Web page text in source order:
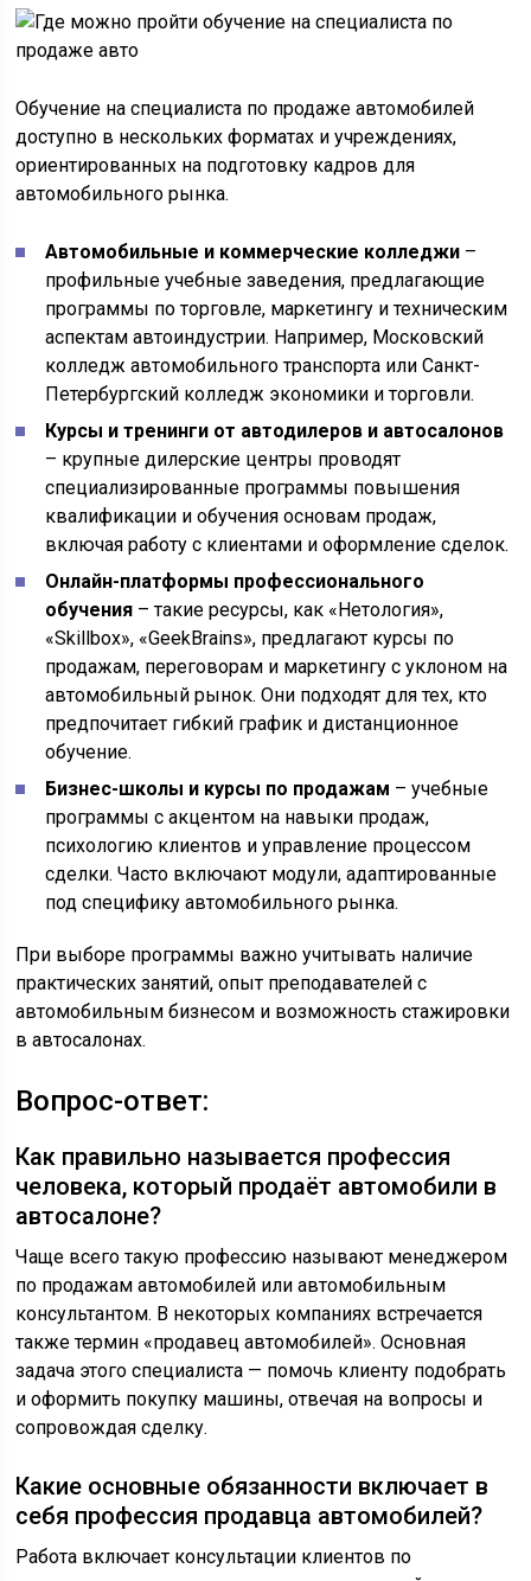
Обучение на специалиста по продаже автомобилей
доступно в нескольких форматах и учреждениях,
ориентированных на подготовку кадров для
автомобильного рынка.
Автомобильные и коммерческие колледжи –
профильные учебные заведения, предлагающие
программы по торговле, маркетингу и техническим
аспектам автоиндустрии. Например, Московский
колледж автомобильного транспорта или Санкт-
Петербургский колледж экономики и торговли.
Курсы и тренинги от автодилеров и автосалонов
– крупные дилерские центры проводят
специализированные программы повышения
квалификации и обучения основам продаж,
включая работу с клиентами и оформление сделок.
Онлайн-платформы профессионального
обучения – такие ресурсы, как «Нетология»,
«Skillbox», «GeekBrains», предлагают курсы по
продажам, переговорам и маркетингу с уклоном на
автомобильный рынок. Они подходят для тех, кто
предпочитает гибкий график и дистанционное
обучение.
Бизнес-школы и курсы по продажам – учебные
программы с акцентом на навыки продаж,
психологию клиентов и управление процессом
сделки. Часто включают модули, адаптированные
под специфику автомобильного рынка.
При выборе программы важно учитывать наличие
практических занятий, опыт преподавателей с
автомобильным бизнесом и возможность стажировки
в автосалонах.
Вопрос-ответ:
Как правильно называется профессия
человека, который продаёт автомобили в
автосалоне?
Чаще всего такую профессию называют менеджером
по продажам автомобилей или автомобильным
консультантом. В некоторых компаниях встречается
также термин «продавец автомобилей». Основная
задача этого специалиста — помочь клиенту подобрать
и оформить покупку машины, отвечая на вопросы и
сопровождая сделку.
Какие основные обязанности включает в
себя профессия продавца автомобилей?
Работа включает консультации клиентов по